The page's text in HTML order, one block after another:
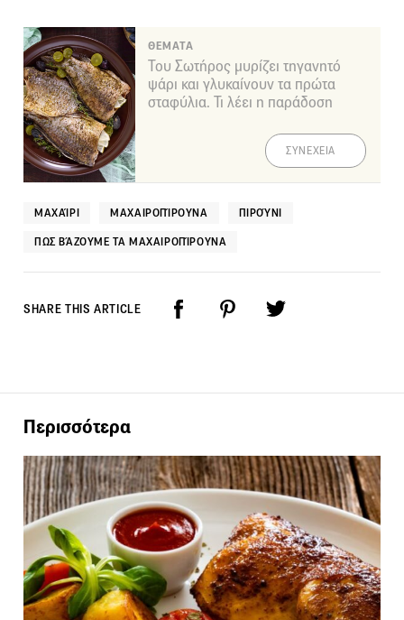
ΘΕΜΑΤΑ
Του Σωτήρος μυρίζει τηγανητό
ψάρι και γλυκαίνουν τα πρώτα
σταφύλια. Τι λέει η παράδοση
ΣΥΝΕΧΕΙΑ
ΜΑΧΑΊΡΙ ΜΑΧΑΙΡΟΠΊΡΟΥΝΑ ΠΙΡΟΎΝΙ
ΠΩΣ ΒΆΖΟΥΜΕ ΤΑ ΜΑΧΑΙΡΟΠΊΡΟΥΝΑ
SHARE THIS ARTICLE
Περισσότερα